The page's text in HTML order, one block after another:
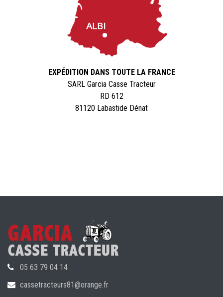
EXPÉDITION DANS TOUTE LA FRANCE
SARL Garcia Casse Tracteur
RD 612
81120 Labastide Dénat
05 63 79 04 14
cassetracteurs81@orange.fr